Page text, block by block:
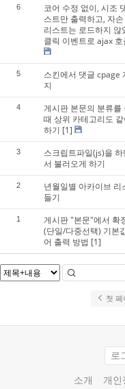
6
코어 수정 없이, 시조
스트만 출력하고, 자
리스트는 로드하지 않
클릭 이벤트로 ajax 호
5
스킨에서 댓글 cpage
지
4
게시판 본문의 분류를
때 상위 카테고리도 같
하기 [1]
3
스크립트파일(js)을 하
서 불러오게 하기
2
년월일별 아카이브 리
들기
1
게시판 "본문"에서 확
(단일/다중선택) 기본
어 출력 방법 [1]
첫 페
로
소개
개인